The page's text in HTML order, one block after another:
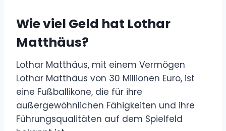
Wie viel Geld hat Lothar
Matthäus?
Lothar Matthäus, mit einem Vermögen
Lothar Matthäus von 30 Millionen Euro, ist
eine Fußballikone, die für ihre
außergewöhnlichen Fähigkeiten und ihre
Führungsqualitäten auf dem Spielfeld